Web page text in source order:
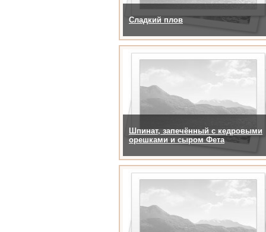
Сладкий плов
Шпинат, запечённый с кедровыми
орешками и сыром Фета